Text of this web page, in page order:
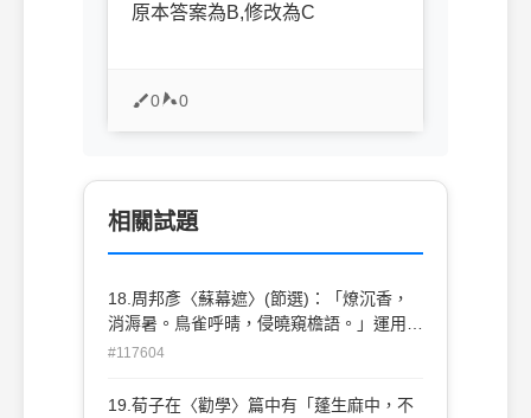
原本答案為B,修改為C
0 0
相關試題
18.周邦彥〈蘇幕遮〉(節選)：「燎沉香，
消溽暑。鳥雀呼晴，侵曉窺檐語。」運用了
哪些知覺？ (A)先嗅覺後聽覺(B)先視覺後聽
#117604
19.荀子在〈勸學〉篇中有「蓬生麻中，不